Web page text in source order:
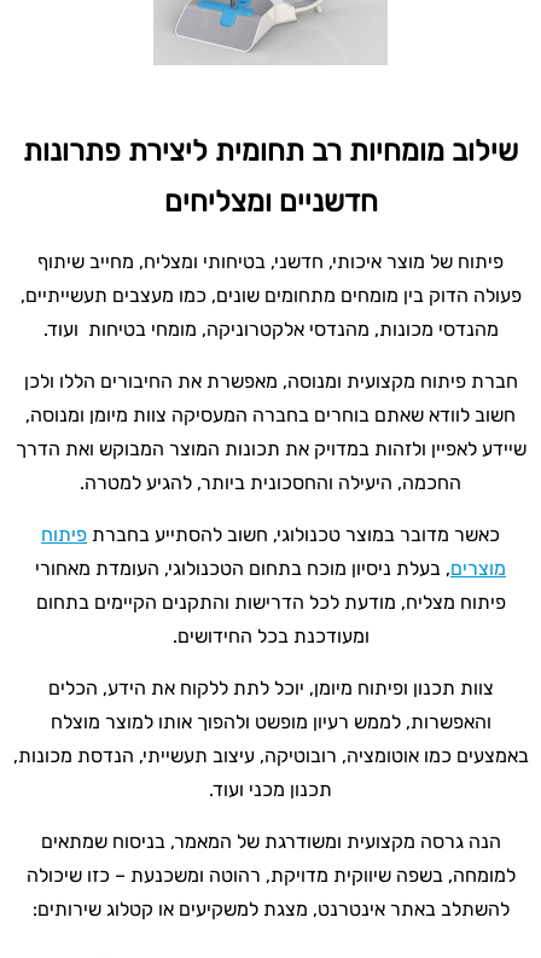
שילוב מומחיות רב תחומית ליצירת פתרונות
חדשניים ומצליחים
פיתוח של מוצר איכותי, חדשני, בטיחותי ומצליח, מחייב שיתוף
פעולה הדוק בין מומחים מתחומים שונים, כמו מעצבים תעשייתיים,
מהנדסי מכונות, מהנדסי אלקטרוניקה, מומחי בטיחות ועוד.
חברת פיתוח מקצועית ומנוסה, מאפשרת את החיבורים הללו ולכן
חשוב לוודא שאתם בוחרים בחברה המעסיקה צוות מיומן ומנוסה,
שיידע לאפיין ולזהות במדויק את תכונות המוצר המבוקש ואת הדרך
החכמה, היעילה והחסכונית ביותר, להגיע למטרה.
כאשר מדובר במוצר טכנולוגי, חשוב להסתייע בחברת פיתוח
מוצרים, בעלת ניסיון מוכח בתחום הטכנולוגי, העומדת מאחורי
פיתוח מצליח, מודעת לכל הדרישות והתקנים הקיימים בתחום
ומעודכנת בכל החידושים.
צוות תכנון ופיתוח מיומן, יוכל לתת ללקוח את הידע, הכלים
והאפשרות, לממש רעיון מופשט ולהפוך אותו למוצר מוצלח
באמצעים כמו אוטומציה, רובוטיקה, עיצוב תעשייתי, הנדסת מכונות,
תכנון מכני ועוד.
הנה גרסה מקצועית ומשודרגת של המאמר, בניסוח שמתאים
למומחה, בשפה שיווקית מדויקת, רהוטה ומשכנעת – כזו שיכולה
להשתלב באתר אינטרנט, מצגת למשקיעים או קטלוג שירותים: